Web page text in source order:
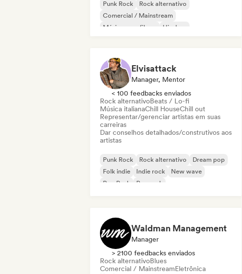
Punk Rock
Rock alternativo
Comercial / Mainstream
Música para filmes
Hip-hop
Elvisattack
Manager, Mentor
< 100 feedbacks enviados
Rock alternativoBeats / Lo-fi
Música italianaChill HouseChill out
Representar/gerenciar artistas em suas
carreiras
Dar conselhos detalhados/construtivos aos
artistas
Punk Rock Rock alternativo
Dream pop
Folk indie
Indie rock
New wave
Pop Punk
Pop rock
Waldman Management
Manager
> 2100 feedbacks enviados
Rock alternativoBlues
Comercial / MainstreamEletrônica